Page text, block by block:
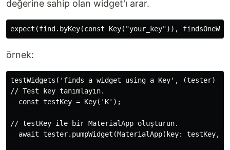
değerine sahip olan widget'ı arar.
örnek:
testWidgets('finds a widget using a Key', (tester)
// Test key tanımlayın.
  const testKey = Key('K');
// testKey ile bir MaterialApp oluşturun.
await tester.pumpWidget(MaterialApp(key: testKey,